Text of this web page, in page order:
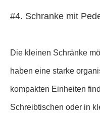
#4. Schranke mit
Die kleinen Schränke
haben eine starke
kompakten Einheiten
Schreibtischen oder in